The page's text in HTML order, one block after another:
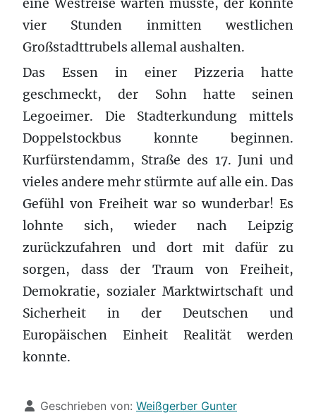
eine Westreise warten musste, der konnte
vier Stunden inmitten westlichen
Großstadttrubels allemal aushalten.
Das Essen in einer Pizzeria hatte
geschmeckt, der Sohn hatte seinen
Legoeimer. Die Stadterkundung mittels
Doppelstockbus konnte beginnen.
Kurfürstendamm, Straße des 17. Juni und
vieles andere mehr stürmte auf alle ein. Das
Gefühl von Freiheit war so wunderbar! Es
lohnte sich, wieder nach Leipzig
zurückzufahren und dort mit dafür zu
sorgen, dass der Traum von Freiheit,
Demokratie, sozialer Marktwirtschaft und
Sicherheit in der Deutschen und
Europäischen Einheit Realität werden
konnte.
Details
Geschrieben von: Weißgerber Gunter